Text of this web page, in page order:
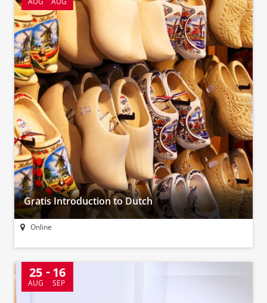
Gratis Introduction to Dutch
Online
25
AUG
16
SEP